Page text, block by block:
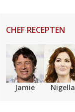
CHEF RECEPTEN
Jamie Nigella